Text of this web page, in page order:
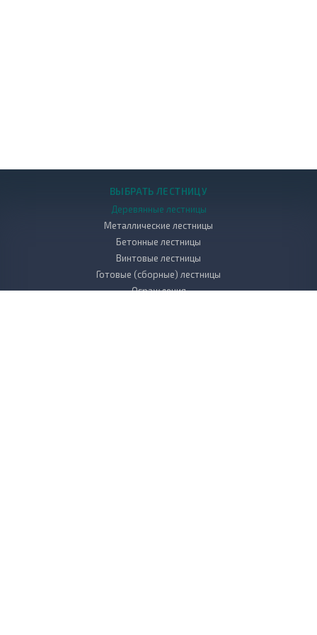
ВЫБРАТЬ ЛЕСТНИЦУ
Деревянные лестницы
Металлические лестницы
Бетонные лестницы
Винтовые лестницы
Готовые (сборные) лестницы
Ограждения